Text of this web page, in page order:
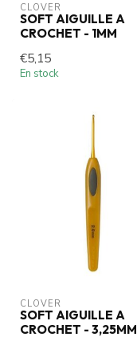
CLOVER
SOFT AIGUILLE A
CROCHET - 1MM
€5,15
En stock
CLOVER
SOFT AIGUILLE A
CROCHET - 3,25MM